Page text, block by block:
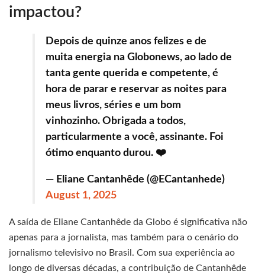
impactou?
Depois de quinze anos felizes e de
muita energia na Globonews, ao lado de
tanta gente querida e competente, é
hora de parar e reservar as noites para
meus livros, séries e um bom
vinhozinho. Obrigada a todos,
particularmente a você, assinante. Foi
ótimo enquanto durou. ❤️
— Eliane Cantanhêde (@ECantanhede)
August 1, 2025
A saída de Eliane Cantanhêde da Globo é significativa não
apenas para a jornalista, mas também para o cenário do
jornalismo televisivo no Brasil. Com sua experiência ao
longo de diversas décadas, a contribuição de Cantanhêde